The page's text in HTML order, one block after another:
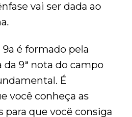
vai ser dada ao
é formado pela
da 9ª nota do campo
É
você conheça as
para que você consiga